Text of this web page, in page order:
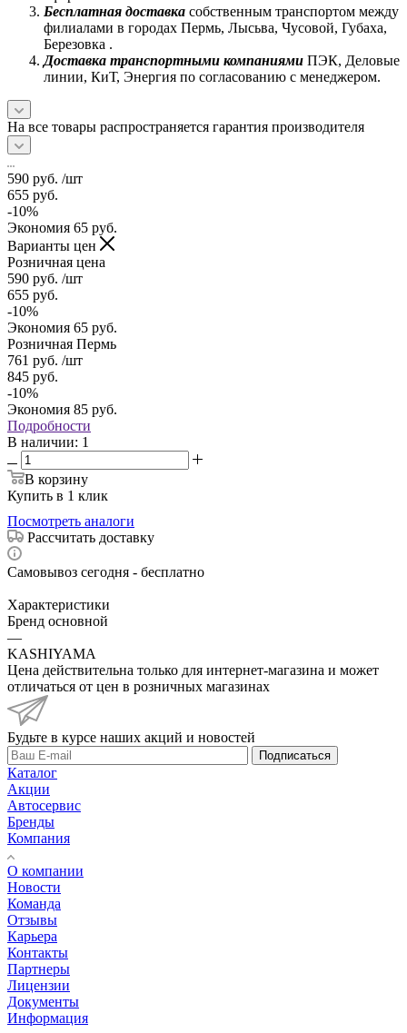
Бесплатная доставка собственным транспортом между
филиалами в городах Пермь, Лысьва, Чусовой, Губаха,
Березовка .
Доставка транспортными компаниями ПЭК, Деловые
линии, КиТ, Энергия по согласованию с менеджером.
На все товары распространяется гарантия производителя
590 руб. /шт
655 руб.
-10%
Экономия 65 руб.
Варианты цен
Розничная цена
590 руб. /шт
655 руб.
-10%
Экономия 65 руб.
Розничная Пермь
761 руб. /шт
845 руб.
-10%
Экономия 85 руб.
Подробности
В наличии: 1
В корзину
Купить в 1 клик
Посмотреть аналоги
Рассчитать доставку
Самовывоз сегодня - бесплатно
Характеристики
Бренд основной
—
KASHIYAMA
Цена действительна только для интернет-магазина и может
отличаться от цен в розничных магазинах
Будьте в курсе наших акций и новостей
Подписаться
Каталог
Акции
Автосервис
Бренды
Компания
О компании
Новости
Команда
Отзывы
Карьера
Контакты
Партнеры
Лицензии
Документы
Информация